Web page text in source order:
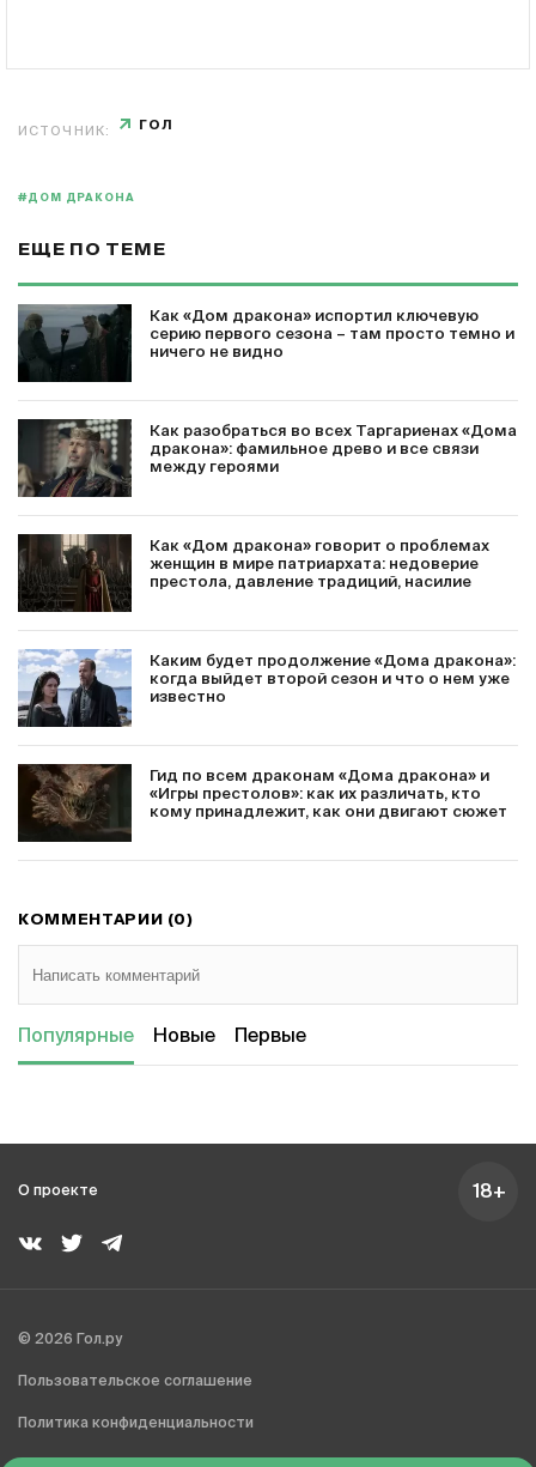
ИСТОЧНИК: ГОЛ
#ДОМ ДРАКОНА
ЕЩЕ ПО ТЕМЕ
Как «Дом дракона» испортил ключевую
серию первого сезона – там просто темно и
ничего не видно
Как разобраться во всех Таргариенах «Дома
дракона»: фамильное древо и все связи
между героями
Как «Дом дракона» говорит о проблемах
женщин в мире патриархата: недоверие
престола, давление традиций, насилие
Каким будет продолжение «Дома дракона»:
когда выйдет второй сезон и что о нем уже
известно
Гид по всем драконам «Дома дракона» и
«Игры престолов»: как их различать, кто
кому принадлежит, как они двигают сюжет
КОММЕНТАРИИ (0)
Популярные Новые Первые
О проекте 18+
© 2026 Гол.ру
Пользовательское соглашение
Политика конфиденциальности